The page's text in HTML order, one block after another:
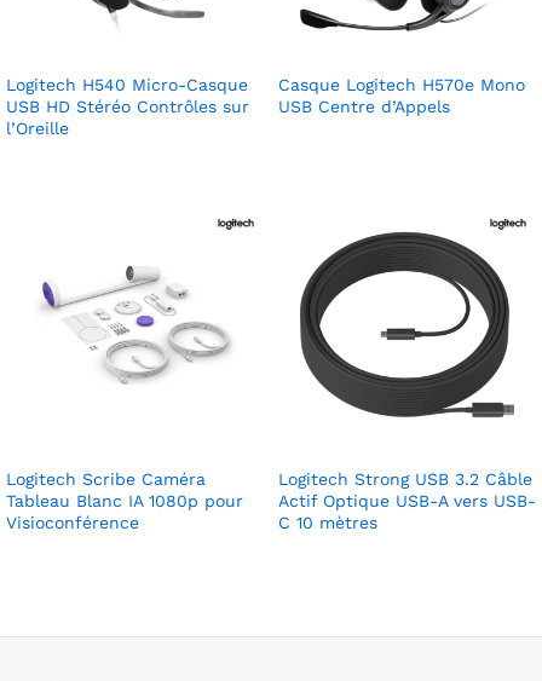
Logitech H540 Micro-Casque
USB HD Stéréo Contrôles sur
l’Oreille
Casque Logitech H570e Mono
USB Centre d’Appels
Logitech Scribe Caméra
Tableau Blanc IA 1080p pour
Visioconférence
Logitech Strong USB 3.2 Câble
Actif Optique USB-A vers USB-
C 10 mètres